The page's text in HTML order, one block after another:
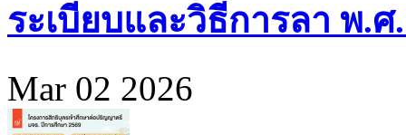
ระเบียบและวิธีการลา พ.ศ.
Mar 02 2026